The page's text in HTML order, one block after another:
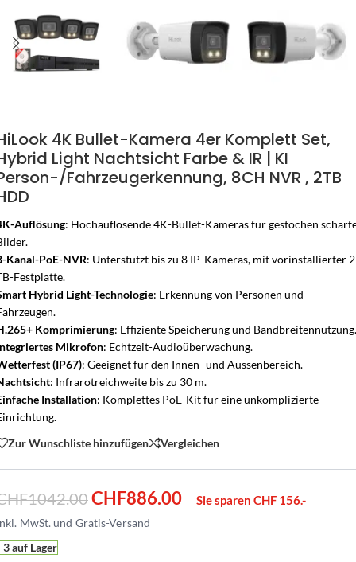
4K Bullet-Kamera 4er Komplett Set,
Light Nachtsicht Farbe & IR | KI
Fahrzeugerkennung, 8CH NVR , 2TB
Auflösung: Hochauflösende 4K-Bullet-Kameras für gestochen
Kanal-PoE-NVR: Unterstützt bis zu 8 IP-Kameras, mit vorinstallierter
Festplatte.
Hybrid Light-Technologie: Erkennung von Personen und
Komprimierung: Effiziente Speicherung und Bandbreitennutzung.
Mikrofon: Echtzeit-Audioüberwachung.
(IP67): Geeignet für den Innen- und Aussenbereich.
: Infrarotreichweite bis zu 30 m.
Installation: Komplettes PoE-Kit für eine unkomplizierte
Zur Wunschliste hinzufügen
Vergleichen
1042.00CHF886.00 Sie sparen CHF 156.-
3 auf Lager